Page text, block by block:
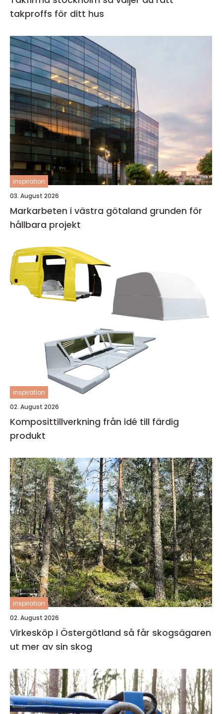
takproffs för ditt hus
inspiration
03. August 2026
Markarbeten i västra götaland grunden för
hållbara projekt
inspiration
02. August 2026
Komposittillverkning från idé till färdig
produkt
inspiration
02. August 2026
Virkesköp i Östergötland så får skogsägaren
ut mer av sin skog